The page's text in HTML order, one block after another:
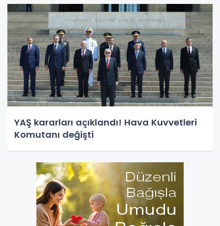
YAŞ kararları açıklandı! Hava Kuvvetleri
Komutanı değişti